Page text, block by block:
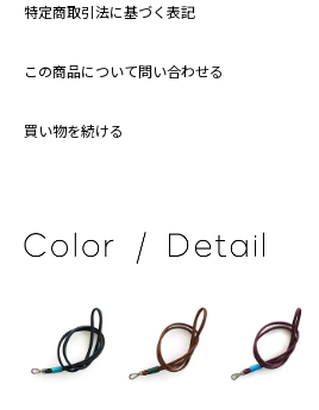
特定商取引法に基づく表記
この商品について問い合わせる
買い物を続ける